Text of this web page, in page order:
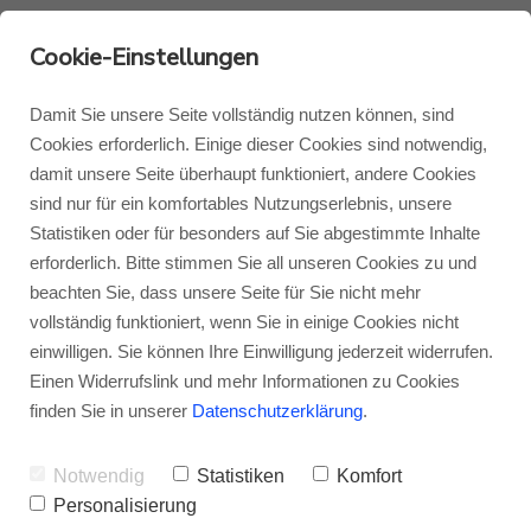
Monitor Audio
Monitor Audio Custom Install
Roksan
Blok
Blog Monitor Audio
Blog Roksan
Blog Blok
Neuigkeiten &
Wissenswertes Monitor
Audio MASS 2G
Ob Testberichte, Produktvorstellungen,
Cookie-Einstellungen
Damit Sie unsere Seite vollständig nutzen können, sind
Cookies erforderlich. Einige dieser Cookies sind notwendig,
damit unsere Seite überhaupt funktioniert, andere Cookies
sind nur für ein komfortables Nutzungserlebnis, unsere
Statistiken oder für besonders auf Sie abgestimmte Inhalte
erforderlich. Bitte stimmen Sie all unseren Cookies zu und
beachten Sie, dass unsere Seite für Sie nicht mehr
vollständig funktioniert, wenn Sie in einige Cookies nicht
einwilligen. Sie können Ihre Einwilligung jederzeit widerrufen.
Einen Widerrufslink und mehr Informationen zu Cookies
finden Sie in unserer Datenschutzerklärung.
Notwendig Statistiken
Komfort
Personalisierung